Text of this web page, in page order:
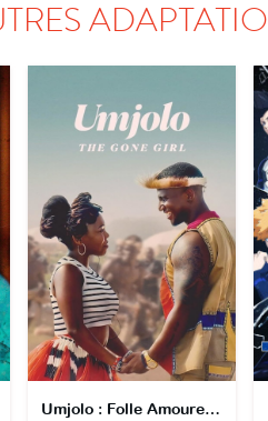
Umjolo : Folle Amoureuse